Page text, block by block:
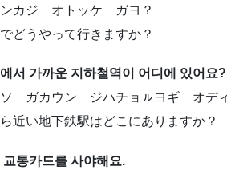
ンカジ オトッケ ガヨ？
どうやって行きますか？
에서 가까운 지하철역이 어디에 있어요?
ソ ガカウン ジハチョㇽヨギ オデ
近い地下鉄駅はどこにありますか？
교통카드를 사야해요.